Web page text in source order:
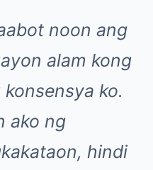
noon ang
alam kong
ko.
ako ng
hindi